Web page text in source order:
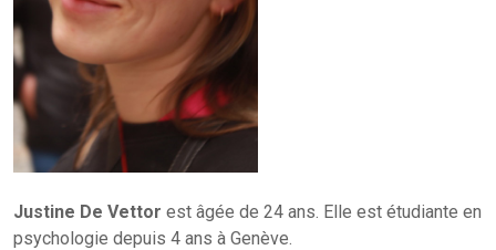
Justine De Vettor est âgée de 24 ans. Elle est étudiante en
psychologie depuis 4 ans à Genève.